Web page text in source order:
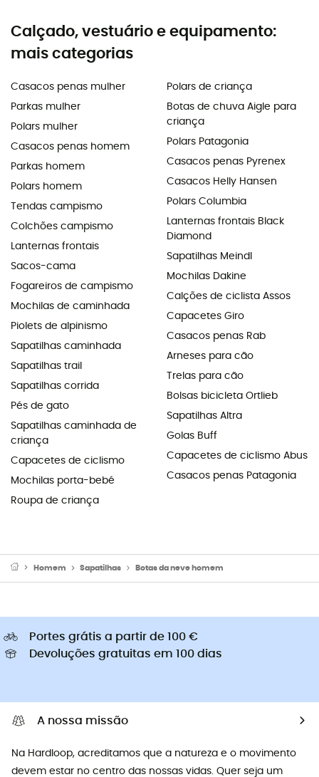
Calçado, vestuário e equipamento:
mais categorias
Casacos penas mulher
Parkas mulher
Polars mulher
Casacos penas homem
Parkas homem
Polars homem
Tendas campismo
Colchões campismo
Lanternas frontais
Sacos-cama
Fogareiros de campismo
Mochilas de caminhada
Piolets de alpinismo
Sapatilhas caminhada
Sapatilhas trail
Sapatilhas corrida
Pés de gato
Sapatilhas caminhada de
criança
Capacetes de ciclismo
Mochilas porta-bebé
Roupa de criança
Polars de criança
Botas de chuva Aigle para
criança
Polars Patagonia
Casacos penas Pyrenex
Casacos Helly Hansen
Polars Columbia
Lanternas frontais Black
Diamond
Sapatilhas Meindl
Mochilas Dakine
Calções de ciclista Assos
Capacetes Giro
Casacos penas Rab
Arneses para cão
Trelas para cão
Bolsas bicicleta Ortlieb
Sapatilhas Altra
Golas Buff
Capacetes de ciclismo Abus
Casacos penas Patagonia
Homem Sapatilhas Botas da neve homem
Portes grátis a partir de 100 €
Devoluções gratuitas em 100 dias
A nossa missão
Na Hardloop, acreditamos que a natureza e o movimento
devem estar no centro das nossas vidas. Quer seja um